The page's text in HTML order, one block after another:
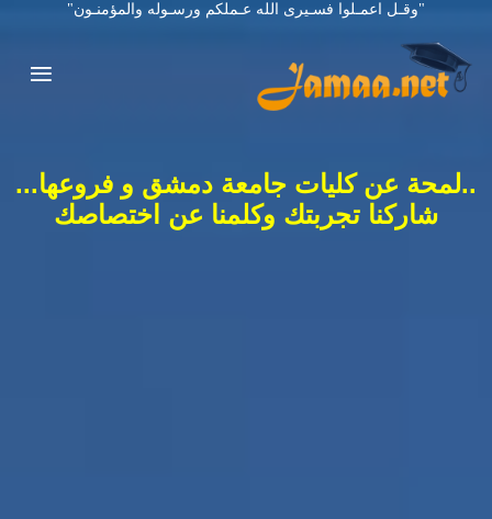
"وقـل اعمـلوا فسـيرى الله عـملكم ورسـوله والمؤمنـون"
..لمحة عن كليات جامعة دمشق و فروعها...
شاركنا تجربتك وكلمنا عن اختصاصك